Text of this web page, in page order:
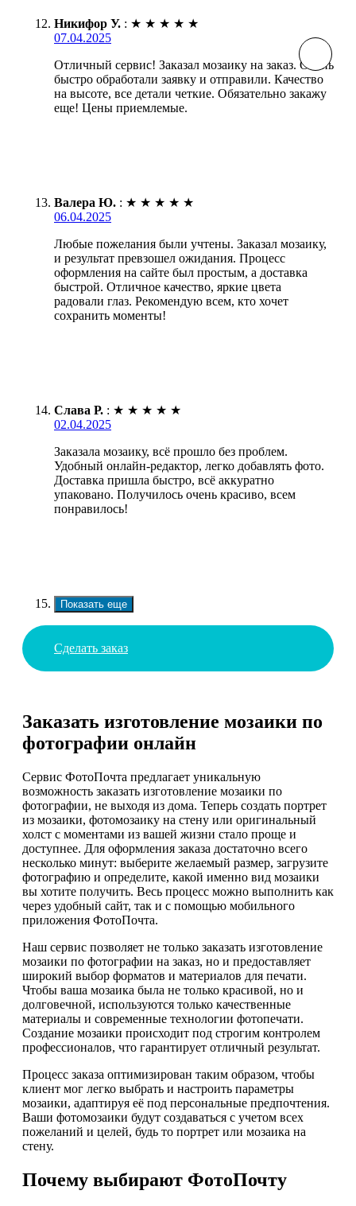
Никифор У. : ★ ★ ★ ★ ★
07.04.2025
Отличный сервис! Заказал мозаику на заказ. Очень
быстро обработали заявку и отправили. Качество
на высоте, все детали четкие. Обязательно закажу
еще! Цены приемлемые.
Валера Ю. : ★ ★ ★ ★ ★
06.04.2025
Любые пожелания были учтены. Заказал мозаику,
и результат превзошел ожидания. Процесс
оформления на сайте был простым, а доставка
быстрой. Отличное качество, яркие цвета
радовали глаз. Рекомендую всем, кто хочет
сохранить моменты!
Слава Р. : ★ ★ ★ ★ ★
02.04.2025
Заказала мозаику, всё прошло без проблем.
Удобный онлайн-редактор, легко добавлять фото.
Доставка пришла быстро, всё аккуратно
упаковано. Получилось очень красиво, всем
понравилось!
Показать еще
Сделать заказ
Заказать изготовление мозаики по
фотографии онлайн
Сервис ФотоПочта предлагает уникальную
возможность заказать изготовление мозаики по
фотографии, не выходя из дома. Теперь создать портрет
из мозаики, фотомозаику на стену или оригинальный
холст с моментами из вашей жизни стало проще и
доступнее. Для оформления заказа достаточно всего
несколько минут: выберите желаемый размер, загрузите
фотографию и определите, какой именно вид мозаики
вы хотите получить. Весь процесс можно выполнить как
через удобный сайт, так и с помощью мобильного
приложения ФотоПочта.
Наш сервис позволяет не только заказать изготовление
мозаики по фотографии на заказ, но и предоставляет
широкий выбор форматов и материалов для печати.
Чтобы ваша мозаика была не только красивой, но и
долговечной, используются только качественные
материалы и современные технологии фотопечати.
Создание мозаики происходит под строгим контролем
профессионалов, что гарантирует отличный результат.
Процесс заказа оптимизирован таким образом, чтобы
клиент мог легко выбрать и настроить параметры
мозаики, адаптируя её под персональные предпочтения.
Ваши фотомозаики будут создаваться с учетом всех
пожеланий и целей, будь то портрет или мозаика на
стену.
Почему выбирают ФотоПочту